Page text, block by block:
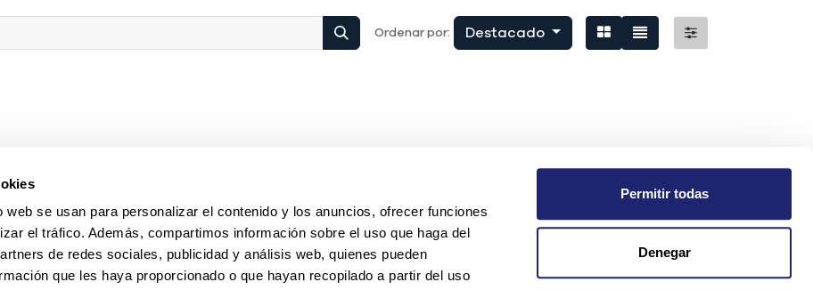
web se usan para personalizar el contenido y los anuncios, ofrecer funciones
el tráfico. Además, compartimos información sobre el uso que haga del
de redes sociales, publicidad y análisis web, quienes pueden
que les haya proporcionado o que hayan recopilado a partir del uso
Permitir todas
Denegar
Ordenar por: Destacado